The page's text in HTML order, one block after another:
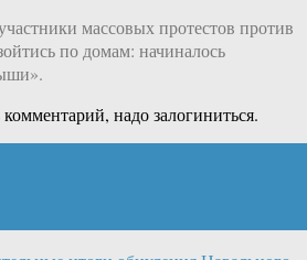
массовых протестов против
по домам: начиналось
надо залогиниться.